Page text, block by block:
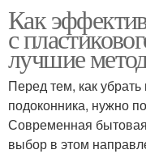
Как
с
лучшие
Перед тем, как убрать
подоконника, нужно
Современная
выбор в этом